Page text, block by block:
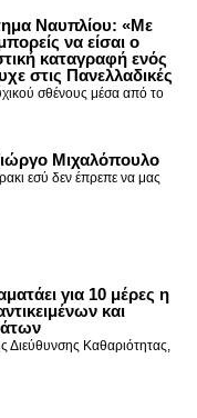
Ναυπλίου: «Με
να είσαι ο
καταγραφή ενός
στις Πανελλαδικές
σθένους μέσα από το
Μιχαλόπουλο
εσύ δεν έπρεπε να μας
για 10 μέρες η
και
Καθαριότητας,